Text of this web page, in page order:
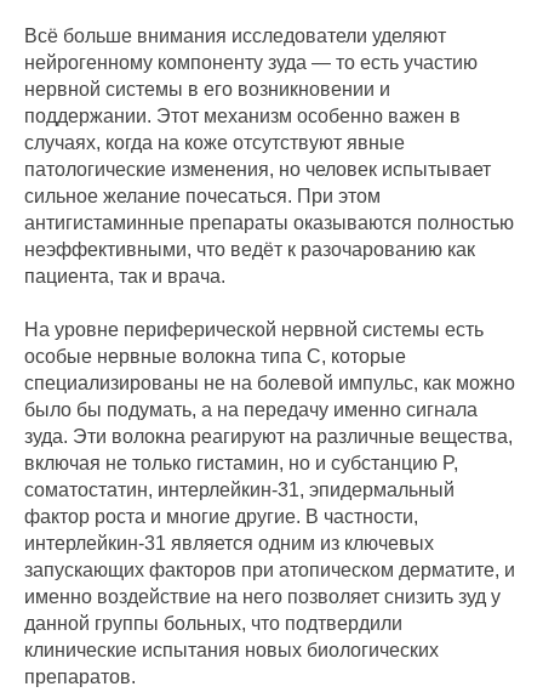
Всё больше внимания исследователи уделяют
нейрогенному компоненту зуда — то есть участию
нервной системы в его возникновении и
поддержании. Этот механизм особенно важен в
случаях, когда на коже отсутствуют явные
патологические изменения, но человек испытывает
сильное желание почесаться. При этом
антигистаминные препараты оказываются полностью
неэффективными, что ведёт к разочарованию как
пациента, так и врача.
На уровне периферической нервной системы есть
особые нервные волокна типа С, которые
специализированы не на болевой импульс, как можно
было бы подумать, а на передачу именно сигнала
зуда. Эти волокна реагируют на различные вещества,
включая не только гистамин, но и субстанцию P,
соматостатин, интерлейкин-31, эпидермальный
фактор роста и многие другие. В частности,
интерлейкин-31 является одним из ключевых
запускающих факторов при атопическом дерматите, и
именно воздействие на него позволяет снизить зуд у
данной группы больных, что подтвердили
клинические испытания новых биологических
препаратов.